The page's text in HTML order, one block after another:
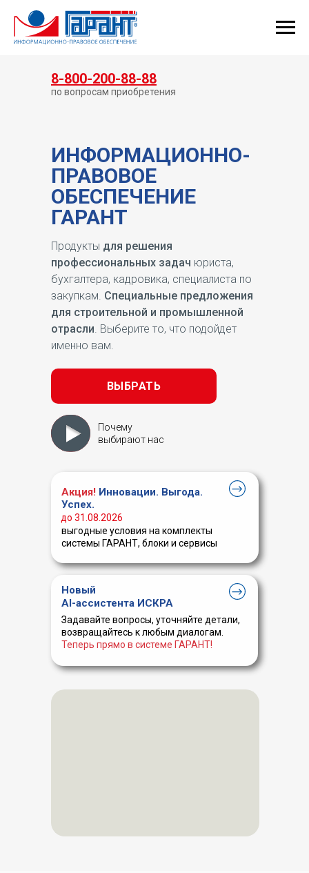
ИНФОРМАЦИОННО-
ПРАВОВОЕ
ОБЕСПЕЧЕНИЕ
ГАРАНТ
Продукты для решения
профессиональных задач юриста,
бухгалтера, кадровика, специалиста по
закупкам. Специальные предложения
для строительной и промышленной
отрасли. Выберите то, что подойдет
именно вам.
ВЫБРАТЬ
Почему
выбирают нас
Акция! Инновации. Выгода.
Успех.
выгодные условия на комплекты
системы ГАРАНТ, блоки и сервисы
до 31.08.2026
8-800-200-88-88
по вопросам приобретения
Новый
AI-ассистента ИСКРА
Задавайте вопросы, уточняйте детали,
возвращайтесь к любым диалогам.
Теперь прямо в системе ГАРАНТ!